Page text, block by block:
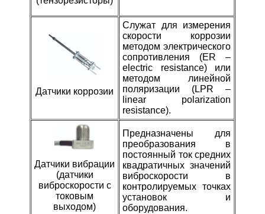
Датчики коррозии
Служат для измерения
скорости коррозии
методом электрического
сопротивления (ER –
electric resistance) или
методом линейной
поляризации (LPR –
linear polarization
resistance).
Датчики вибрации
(датчики
виброскорости с
токовым
выходом)
П редназначены для
преобразования в
постоянный ток средних
квадратичных значений
виброскорости в
контролируемых точках
установок и
оборудования.